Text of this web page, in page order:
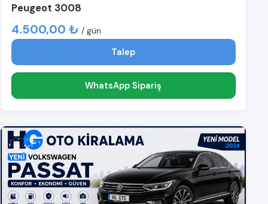
Peugeot 3008
4.500,00 ₺ / gün
Talep
WhatsApp Sipariş